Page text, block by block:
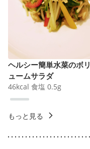
ヘルシー簡単水菜のボリ
ュームサラダ
46kcal 食塩 0.5g
もっと見る